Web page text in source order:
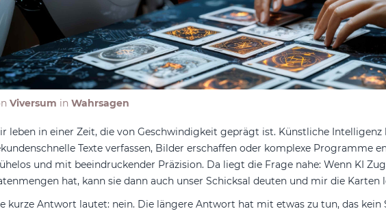
Viversum in Wahrsagen
leben in einer Zeit, die von Geschwindigkeit geprägt ist. Künstliche Intelligenz
Texte verfassen, Bilder erschaffen oder komplexe Programme
und mit beeindruckender Präzision. Da liegt die Frage nahe: Wenn KI
hat, kann sie dann auch unser Schicksal deuten und mir die Karten
kurze Antwort lautet: nein. Die längere Antwort hat mit etwas zu tun, das kein